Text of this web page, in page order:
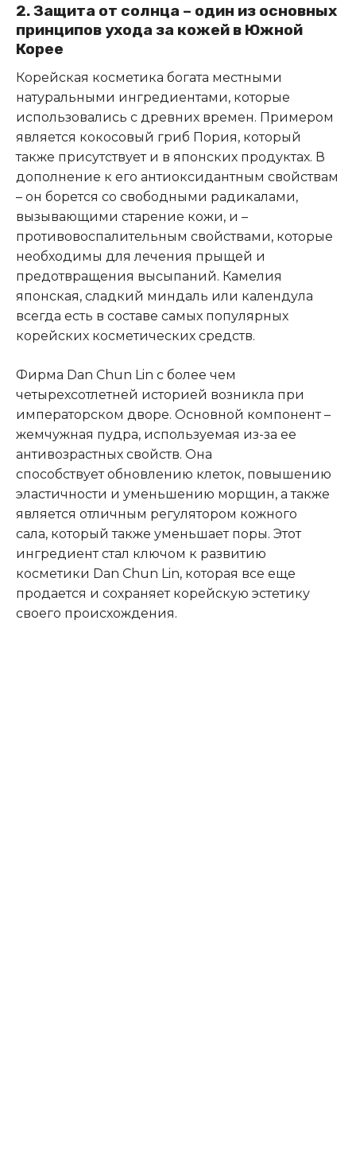
2. Защита от солнца – один из основных
принципов ухода за кожей в Южной
Корее
Корейская косметика богата местными
натуральными ингредиентами, которые
использовались с древних времен. Примером
является кокосовый гриб Пория, который
также присутствует и в японских продуктах. В
дополнение к его антиоксидантным свойствам
– он борется со свободными радикалами,
вызывающими старение кожи, и –
противовоспалительным свойствами, которые
необходимы для лечения прыщей и
предотвращения высыпаний. Камелия
японская, сладкий миндаль или календула
всегда есть в составе самых популярных
корейских косметических средств.
Фирма Dan Chun Lin с более чем
четырехсотлетней историей возникла при
императорском дворе. Основной компонент –
жемчужная пудра, используемая из-за ее
антивозрастных свойств. Она
способствует обновлению клеток, повышению
эластичности и уменьшению морщин, а также
является отличным регулятором кожного
сала, который также уменьшает поры. Этот
ингредиент стал ключом к развитию
косметики Dan Chun Lin, которая все еще
продается и сохраняет корейскую эстетику
своего происхождения.